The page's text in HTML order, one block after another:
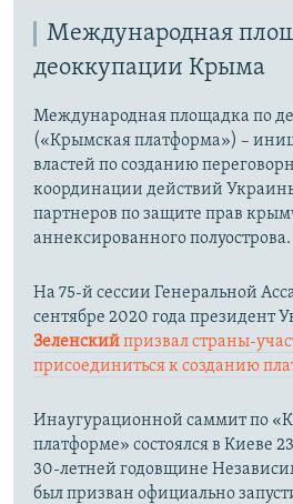
Международная
деоккупации Крыма
Международная площадка по
(«Крымская платформа») –
властей по созданию
координации действий
партнеров по защите прав
аннексированного полуострова.
На 75-й сессии Генеральной
сентябре 2020 года президент
Зеленскийпризвал страны-
присоединиться к созданию
Инаугурационной саммит по
платформе» состоялся в Киеве
30-летней годовщине
был призван официально